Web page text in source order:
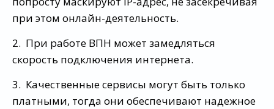
при этом онлайн-деятельность.
2. При работе ВПН может замедляться
скорость подключения интернета.
3. Качественные сервисы могут быть только
платными, тогда они обеспечивают надежное